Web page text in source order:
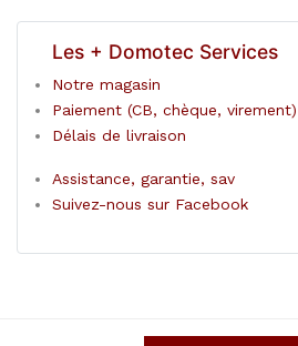
Les + Domotec Services
Notre magasin
Paiement (CB, chèque, virement)
Délais de livraison
Assistance, garantie, sav
Suivez-nous sur Facebook